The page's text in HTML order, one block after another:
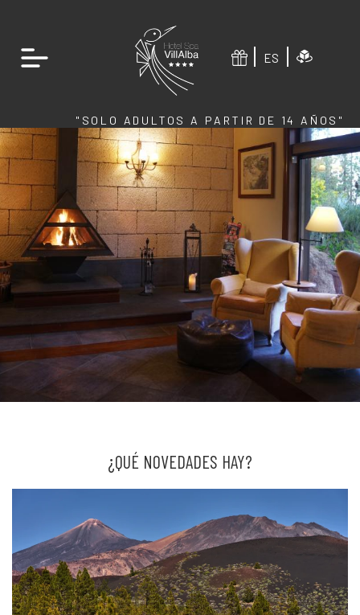
ES
"SOLO ADULTOS A PARTIR DE 14 AÑOS"
¿QUÉ NOVEDADES HAY?